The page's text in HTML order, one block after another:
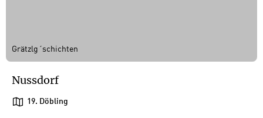
Grätzlg´schichten
Nussdorf
19. Döbling